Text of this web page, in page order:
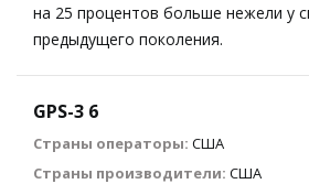
на 25 процентов больше нежели у
предыдущего поколения.
GPS-3 6
Страны операторы: США
Страны производители: США